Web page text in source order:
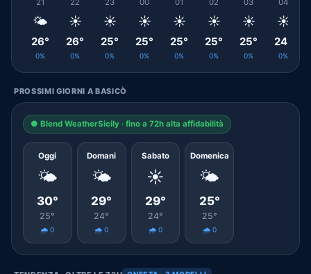
21
🌤️
26°
0%
22
☀️
26°
0%
23
☀️
25°
0%
00
☀️
25°
0%
01
☀️
25°
0%
02
☀️
25°
0%
03
☀️
25°
0%
04
☀️
24°
0%
PROSSIMI GIORNI A BASICÒ
● Blend WeatherSicily · fino a 72h alta affidabilità
Oggi
🌤️
30°
25°
🌧️ 0
Domani
🌤️
29°
24°
🌧️ 0
Sabato
☀️
29°
24°
🌧️ 0
Domenica
🌤️
25°
25°
🌧️ 0